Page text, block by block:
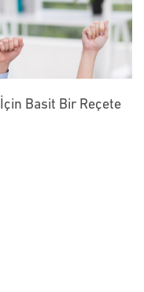
Basit Bir Reçete